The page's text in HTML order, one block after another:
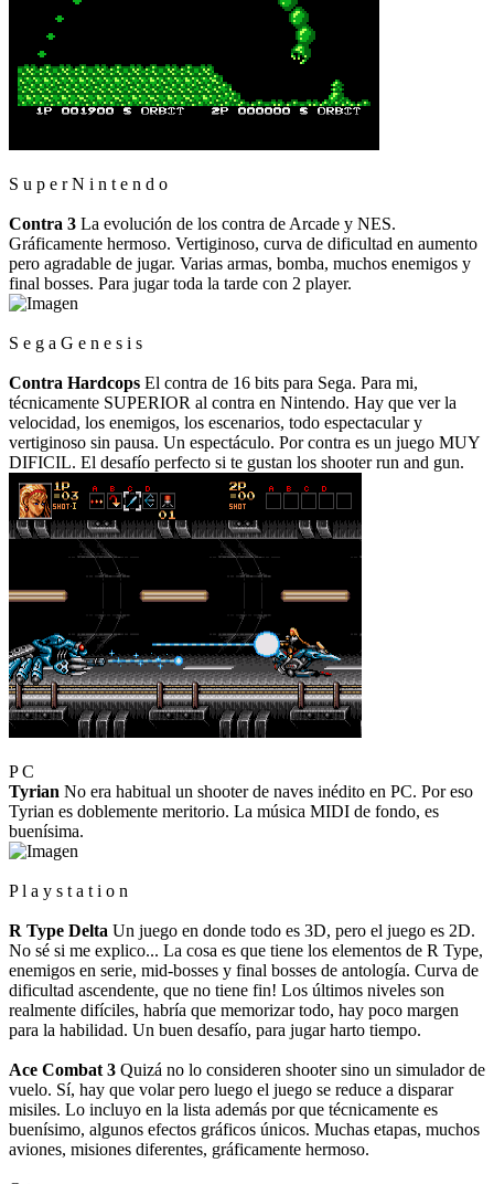
S u p e r N i n t e n d o
Contra 3 La evolución de los contra de Arcade y NES.
Gráficamente hermoso. Vertiginoso, curva de dificultad en aumento
pero agradable de jugar. Varias armas, bomba, muchos enemigos y
final bosses. Para jugar toda la tarde con 2 player.
S e g a G e n e s i s
Contra Hardcops El contra de 16 bits para Sega. Para mi,
técnicamente SUPERIOR al contra en Nintendo. Hay que ver la
velocidad, los enemigos, los escenarios, todo espectacular y
vertiginoso sin pausa. Un espectáculo. Por contra es un juego MUY
DIFICIL. El desafío perfecto si te gustan los shooter run and gun.
P C
Tyrian No era habitual un shooter de naves inédito en PC. Por eso
Tyrian es doblemente meritorio. La música MIDI de fondo, es
buenísima.
P l a y s t a t i o n
R Type Delta Un juego en donde todo es 3D, pero el juego es 2D.
No sé si me explico... La cosa es que tiene los elementos de R Type,
enemigos en serie, mid-bosses y final bosses de antología. Curva de
dificultad ascendente, que no tiene fin! Los últimos niveles son
realmente difíciles, habría que memorizar todo, hay poco margen
para la habilidad. Un buen desafío, para jugar harto tiempo.
Ace Combat 3 Quizá no lo consideren shooter sino un simulador de
vuelo. Sí, hay que volar pero luego el juego se reduce a disparar
misiles. Lo incluyo en la lista además por que técnicamente es
buenísimo, algunos efectos gráficos únicos. Muchas etapas, muchos
aviones, misiones diferentes, gráficamente hermoso.